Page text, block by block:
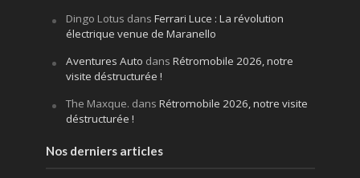
Dingo Lotus dans Ferrari Luce : La révolution
électrique venue de Maranello
Aventures Auto dans Rétromobile 2026, notre
visite déstructurée !
The Maxque. dans Rétromobile 2026, notre visite
déstructurée !
Nos derniers articles